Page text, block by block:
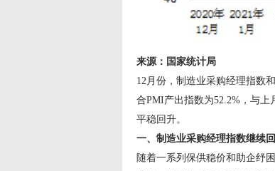
来源：国家统计局
12月份，制造业采购经理指数
合PMI产出指数为52.2%，与
平稳回升。
一、制造业采购经理指数继续
随着一系列保供稳价和助企纾